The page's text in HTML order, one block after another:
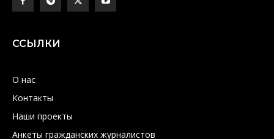
ССЫЛКИ
О нас
Контакты
Наши проекты
Анкеты гражданских журналистов